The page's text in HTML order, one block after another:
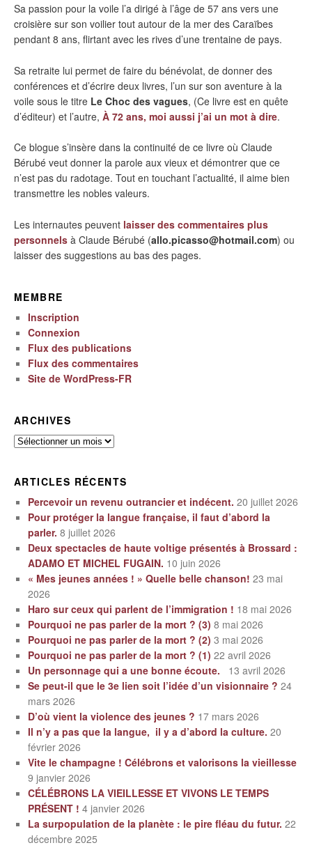
Sa passion pour la voile l’a dirigé à l’âge de 57 ans vers une
croisière sur son voilier tout autour de la mer des Caraïbes
pendant 8 ans, flirtant avec les rives d’une trentaine de pays.
Sa retraite lui permet de faire du bénévolat, de donner des
conférences et d’écrire deux livres, l’un sur son aventure à la
voile sous le titre Le Choc des vagues, (Ce livre est en quête
d’éditeur) et l’autre, À 72 ans, moi aussi j’ai un mot à dire.
Ce blogue s’insère dans la continuité de ce livre où Claude
Bérubé veut donner la parole aux vieux et démontrer que ce
n’est pas du radotage. Tout en touchant l’actualité, il aime bien
transmettre les nobles valeurs.
Les internautes peuvent laisser des commentaires plus
personnels à Claude Bérubé (allo.picasso@hotmail.com) ou
laisser des suggestions au bas des pages.
MEMBRE
Inscription
Connexion
Flux des publications
Flux des commentaires
Site de WordPress-FR
ARCHIVES
Archives
ARTICLES RÉCENTS
Percevoir un revenu outrancier et indécent. 20 juillet 2026
Pour protéger la langue française, il faut d’abord la
parler. 8 juillet 2026
Deux spectacles de haute voltige présentés à Brossard :
ADAMO ET MICHEL FUGAIN. 10 juin 2026
« Mes jeunes années ! » Quelle belle chanson! 23 mai
2026
Haro sur ceux qui parlent de l’immigration ! 18 mai 2026
Pourquoi ne pas parler de la mort ? (3) 8 mai 2026
Pourquoi ne pas parler de la mort ? (2) 3 mai 2026
Pourquoi ne pas parler de la mort ? (1) 22 avril 2026
Un personnage qui a une bonne écoute.
13 avril 2026
Se peut-il que le 3e lien soit l’idée d’un visionnaire ? 24
mars 2026
D’où vient la violence des jeunes ? 17 mars 2026
Il n’y a pas que la langue, il y a d’abord la culture. 20
février 2026
Vite le champagne ! Célébrons et valorisons la vieillesse
9 janvier 2026
CÉLÉBRONS LA VIEILLESSE ET VIVONS LE TEMPS
PRÉSENT ! 4 janvier 2026
La surpopulation de la planète : le pire fléau du futur. 22
décembre 2025